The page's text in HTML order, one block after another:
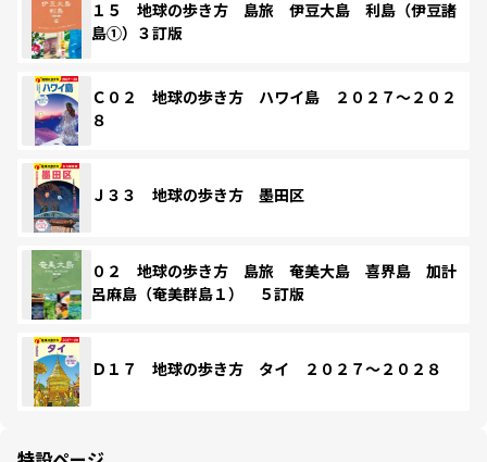
１５ 地球の歩き方 島旅 伊豆大島 利島（伊豆諸
島①）３訂版
Ｃ０２ 地球の歩き方 ハワイ島 ２０２７～２０２
８
Ｊ３３ 地球の歩き方 墨田区
０２ 地球の歩き方 島旅 奄美大島 喜界島 加計
呂麻島（奄美群島１） ５訂版
Ｄ１７ 地球の歩き方 タイ ２０２７～２０２８